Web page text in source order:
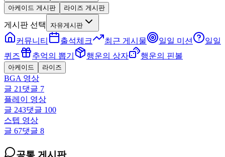
아케이드 게시판
라이즈 게시판
게시판 선택 자유게시판
커뮤니티 출석체크 최근 게시물 일일 미션
일일
퀴즈
추억의 뽑기 행운의 상자 행운의 핀볼
아케이드 라이즈
BGA 영상
글 21 댓글 7
플레이 영상
글 243댓글 100
스텝 영상
글 67댓글 8
공통 게시판